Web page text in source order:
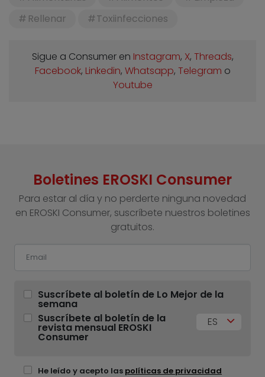
Rellenar
Toxiinfecciones
Sigue a Consumer en Instagram, X, Threads,
Facebook, Linkedin, Whatsapp, Telegram o
Youtube
Boletines EROSKI Consumer
Para estar al día y no perderte ninguna novedad
en EROSKI Consumer, suscríbete nuestros boletines
gratuitos.
Suscríbete al boletín de Lo Mejor de la
semana
Suscríbete al boletín de la
revista mensual EROSKI
Consumer
ES
He leído y acepto las políticas de privacidad